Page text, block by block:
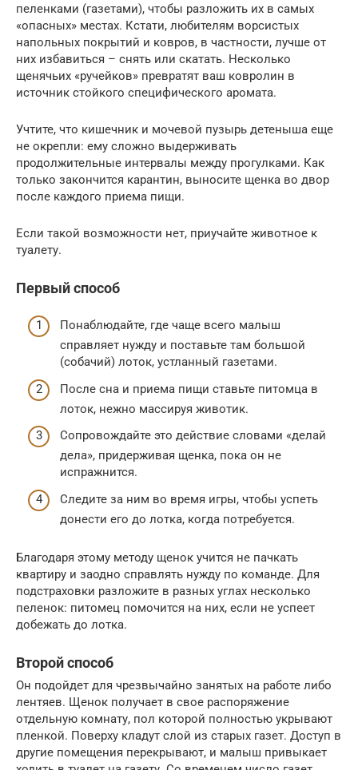
пеленками (газетами), чтобы разложить их в самых
«опасных» местах. Кстати, любителям ворсистых
напольных покрытий и ковров, в частности, лучше от
них избавиться – снять или скатать. Несколько
щенячьих «ручейков» превратят ваш ковролин в
источник стойкого специфического аромата.
Учтите, что кишечник и мочевой пузырь детеныша еще
не окрепли: ему сложно выдерживать
продолжительные интервалы между прогулками. Как
только закончится карантин, выносите щенка во двор
после каждого приема пищи.
Если такой возможности нет, приучайте животное к
туалету.
Первый способ
Понаблюдайте, где чаще всего малыш
справляет нужду и поставьте там большой
(собачий) лоток, устланный газетами.
После сна и приема пищи ставьте питомца в
лоток, нежно массируя животик.
Сопровождайте это действие словами «делай
дела», придерживая щенка, пока он не
испражнится.
Следите за ним во время игры, чтобы успеть
донести его до лотка, когда потребуется.
Благодаря этому методу щенок учится не пачкать
квартиру и заодно справлять нужду по команде. Для
подстраховки разложите в разных углах несколько
пеленок: питомец помочится на них, если не успеет
добежать до лотка.
Второй способ
Он подойдет для чрезвычайно занятых на работе либо
лентяев. Щенок получает в свое распоряжение
отдельную комнату, пол которой полностью укрывают
пленкой. Поверху кладут слой из старых газет. Доступ в
другие помещения перекрывают, и малыш привыкает